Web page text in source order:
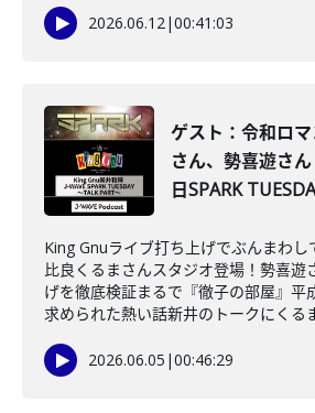
2026.06.12|00:41:03
ゲスト：令和ロ
さん、勢喜遊さ
日SPARK
King Gnuライブ打ち上げでぶんまわし
比良くるまさんスタジオ登場！勢喜遊
げを徹底検証まるで『徹子の部屋』平
求められた熱い話新井のトークにくる
2026.06.05 |00:46:29